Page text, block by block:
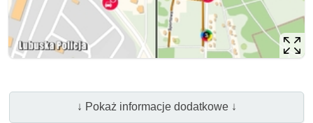
↓ Pokaż informacje dodatkowe ↓